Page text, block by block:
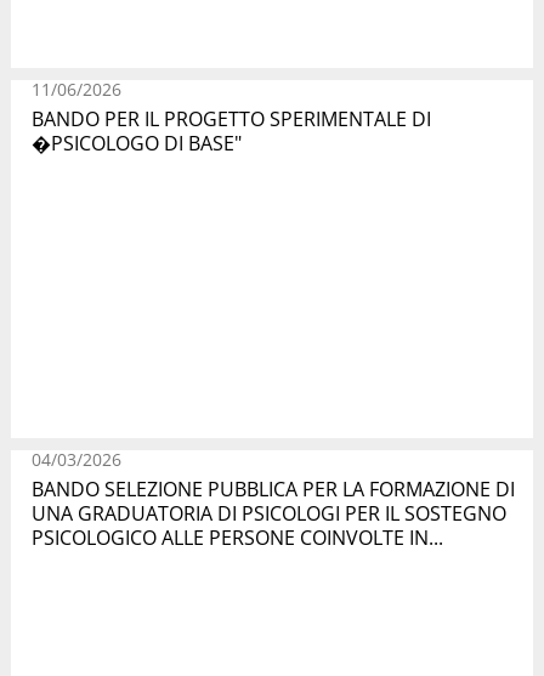
11/06/2026
BANDO PER IL PROGETTO SPERIMENTALE DI
�PSICOLOGO DI BASE"
04/03/2026
BANDO SELEZIONE PUBBLICA PER LA FORMAZIONE DI
UNA GRADUATORIA DI PSICOLOGI PER IL SOSTEGNO
PSICOLOGICO ALLE PERSONE COINVOLTE IN...